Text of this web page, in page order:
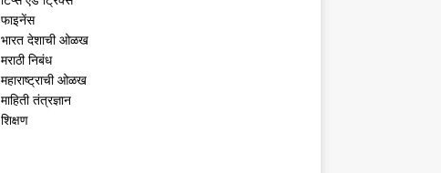
फाइनेंस
भारत देशाची ओळख
मराठी निबंध
महाराष्ट्राची ओळख
माहिती तंत्रज्ञान
शिक्षण